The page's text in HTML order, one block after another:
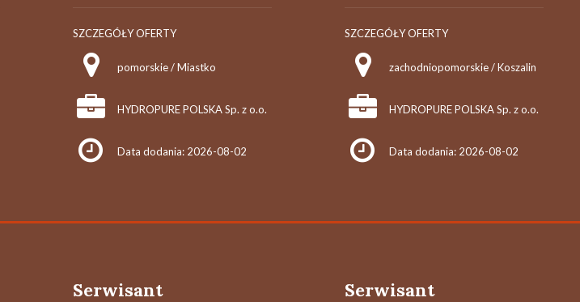
SZCZEGÓŁY OFERTY
pomorskie / Miastko
HYDROPURE POLSKA Sp. z o.o.
Data dodania: 2026-08-02
SZCZEGÓŁY OFERTY
zachodniopomorskie / Koszalin
HYDROPURE POLSKA Sp. z o.o.
Data dodania: 2026-08-02
Serwisant Serwisant